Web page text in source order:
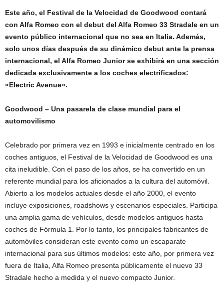
Este año, el Festival de la Velocidad de Goodwood contará
con Alfa Romeo con el debut del Alfa Romeo 33 Stradale en un
evento público internacional que no sea en Italia. Además,
solo unos días después de su dinámico debut ante la prensa
internacional, el Alfa Romeo Junior se exhibirá en una sección
dedicada exclusivamente a los coches electrificados:
«Electric Avenue».
Goodwood – Una pasarela de clase mundial para el
automovilismo
Celebrado por primera vez en 1993 e inicialmente centrado en los
coches antiguos, el Festival de la Velocidad de Goodwood es una
cita ineludible. Con el paso de los años, se ha convertido en un
referente mundial para los aficionados a la cultura del automóvil.
Abierto a los modelos actuales desde el año 2000, el evento
incluye exposiciones, roadshows y escenarios especiales. Participa
una amplia gama de vehículos, desde modelos antiguos hasta
coches de Fórmula 1. Por lo tanto, los principales fabricantes de
automóviles consideran este evento como un escaparate
internacional para sus últimos modelos: este año, por primera vez
fuera de Italia, Alfa Romeo presenta públicamente el nuevo 33
Stradale hecho a medida y el nuevo compacto Junior.